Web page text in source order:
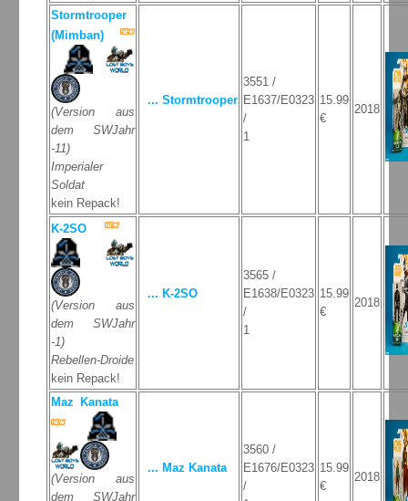
Stormtrooper
(Mimban)
(Version aus
dem SWJahr
-11)
Imperialer
Soldat
kein Repack!
... Stormtrooper
3551 /
E1637/E0323
/
1
15.99
€
2018
K-2SO
(Version aus
dem SWJahr
-1)
Rebellen-Droide
kein Repack!
... K-2SO
3565 /
E1638/E0323
/
1
15.99
€
2018
Maz Kanata
(Version aus
dem SWJahr
... Maz Kanata
3560 /
E1676/E0323
/
15.99
€
2018